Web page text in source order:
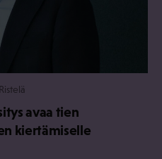
avaa tien
kiertämiselle